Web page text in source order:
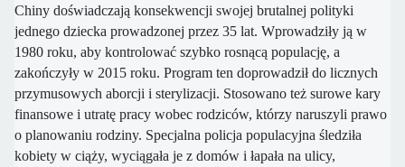
Chiny doświadczają konsekwencji swojej brutalnej polityki
jednego dziecka prowadzonej przez 35 lat. Wprowadziły ją w
1980 roku, aby kontrolować szybko rosnącą populację, a
zakończyły w 2015 roku. Program ten doprowadził do licznych
przymusowych aborcji i sterylizacji. Stosowano też surowe kary
finansowe i utratę pracy wobec rodziców, którzy naruszyli prawo
o planowaniu rodziny. Specjalna policja populacyjna śledziła
kobiety w ciąży, wyciągała je z domów i łapała na ulicy,